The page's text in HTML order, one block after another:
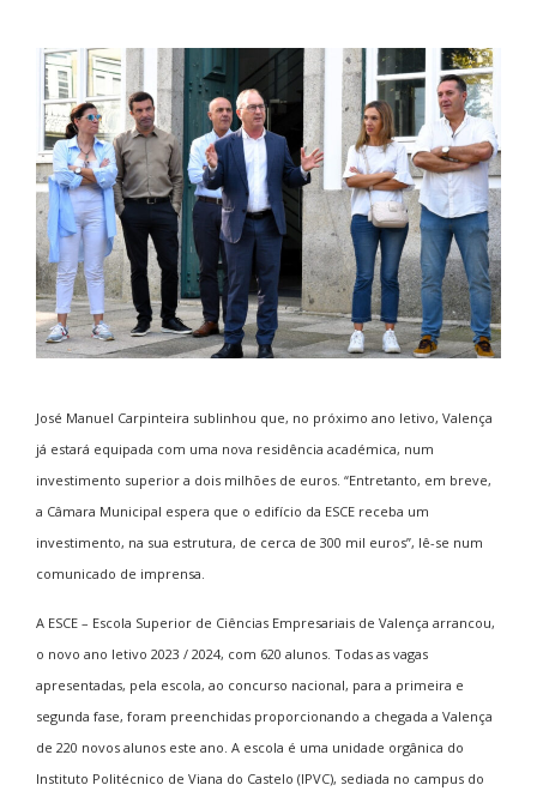
José Manuel Carpinteira sublinhou que, no próximo ano letivo, Valença
já estará equipada com uma nova residência académica, num
investimento superior a dois milhões de euros. “Entretanto, em breve,
a Câmara Municipal espera que o edifício da ESCE receba um
investimento, na sua estrutura, de cerca de 300 mil euros”, lê-se num
comunicado de imprensa.
A ESCE – Escola Superior de Ciências Empresariais de Valença arrancou,
o novo ano letivo 2023 / 2024, com 620 alunos. Todas as vagas
apresentadas, pela escola, ao concurso nacional, para a primeira e
segunda fase, foram preenchidas proporcionando a chegada a Valença
de 220 novos alunos este ano. A escola é uma unidade orgânica do
Instituto Politécnico de Viana do Castelo (IPVC), sediada no campus do